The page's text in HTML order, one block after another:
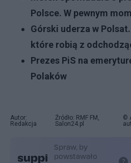
Polsce. W pewnym
Górski uderza w
które robią z
Prezes PiS na
Polaków
Autor:
Redakcja
Źródło: RMF FM,
Salon24.pl
©